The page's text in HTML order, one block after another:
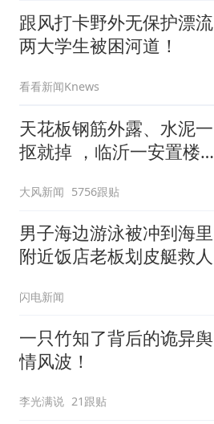
跟风打卡野外无保护漂流
两大学生被困河道！
看看新闻Knews
天花板钢筋外露、水泥一
抠就掉 ，临沂一安置楼交
患；楼体至今未加固，仍
有居民常住
大风新闻 5756跟贴
男子海边游泳被冲到海里
附近饭店老板划皮艇救人
闪电新闻
一只竹知了背后的诡异舆
情风波！
李光满说 21跟贴